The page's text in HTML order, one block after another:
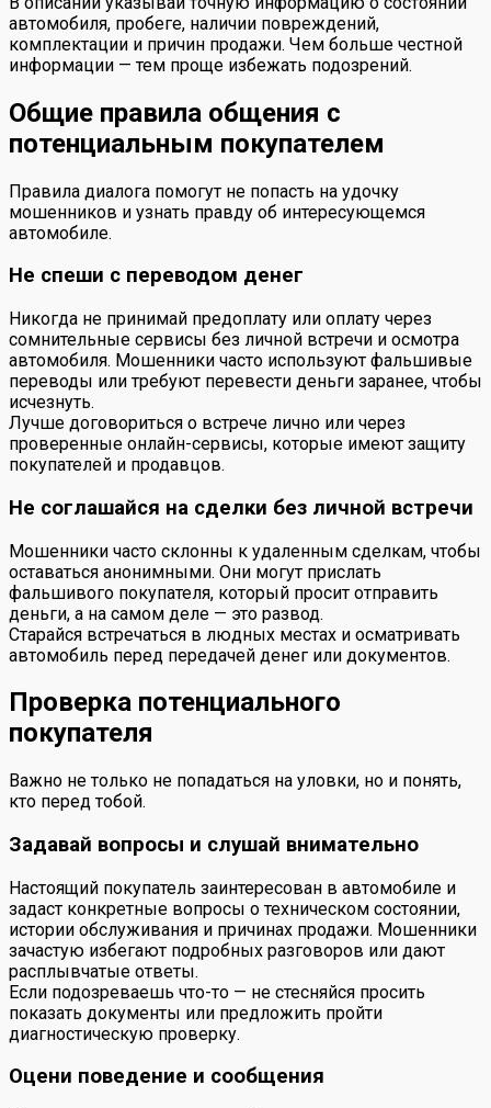
автомобиля, пробеге, наличии повреждений,
комплектации и причин продажи. Чем больше честной
информации — тем проще избежать подозрений.
Общие правила общения с
потенциальным покупателем
Правила диалога помогут не попасть на удочку
мошенников и узнать правду об интересующемся
автомобиле.
Не спеши с переводом денег
Никогда не принимай предоплату или оплату через
сомнительные сервисы без личной встречи и осмотра
автомобиля. Мошенники часто используют фальшивые
переводы или требуют перевести деньги заранее, чтобы
исчезнуть.
Лучше договориться о встрече лично или через
проверенные онлайн-сервисы, которые имеют защиту
покупателей и продавцов.
Не соглашайся на сделки без личной встречи
Мошенники часто склонны к удаленным сделкам, чтобы
оставаться анонимными. Они могут прислать
фальшивого покупателя, который просит отправить
деньги, а на самом деле — это развод.
Старайся встречаться в людных местах и осматривать
автомобиль перед передачей денег или документов.
Проверка потенциального
покупателя
Важно не только не попадаться на уловки, но и понять,
кто перед тобой.
Задавай вопросы и слушай внимательно
Настоящий покупатель заинтересован в автомобиле и
задаст конкретные вопросы о техническом состоянии,
истории обслуживания и причинах продажи. Мошенники
зачастую избегают подробных разговоров или дают
расплывчатые ответы.
Если подозреваешь что-то — не стесняйся просить
показать документы или предложить пройти
диагностическую проверку.
Оцени поведение и сообщения